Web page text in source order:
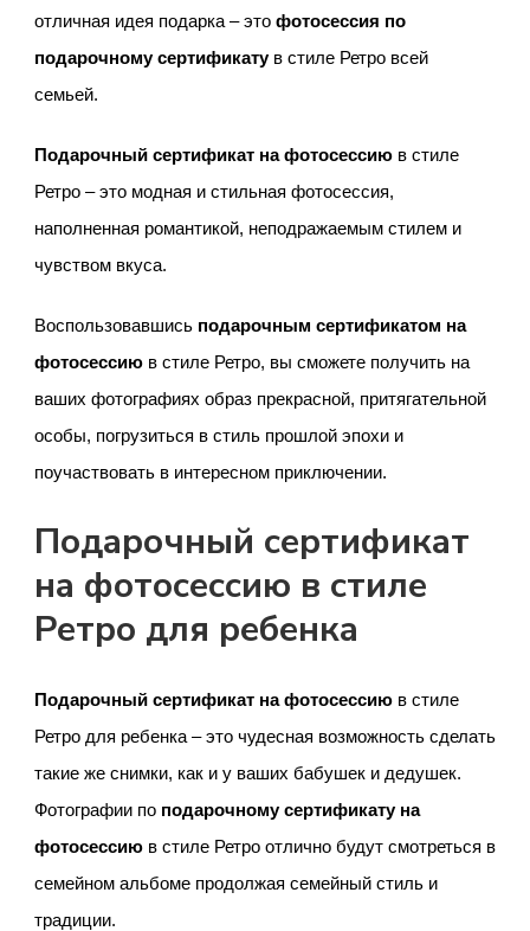
отличная идея подарка – это фотосессия по
подарочному сертификатув стиле Ретро всей
семьей.
Подарочный сертификат на фотосессию в стиле
Ретро – это модная и стильная фотосессия,
наполненная романтикой, неподражаемым стилем и
чувством вкуса.
Воспользовавшись подарочным сертификатом на
фотосессию в стиле Ретро, вы сможете получить на
ваших фотографиях образ прекрасной, притягательной
особы, погрузиться в стиль прошлой эпохи и
поучаствовать в интересном приключении.
Подарочный сертификат
на фотосессию в стиле
Ретро для ребенка
Подарочный сертификат на фотосессию в стиле
Ретро для ребенка – это чудесная возможность сделать
такие же снимки, как и у ваших бабушек и дедушек.
Фотографии по подарочному сертификату на
фотосессию в стиле Ретро отлично будут смотреться в
семейном альбоме продолжая семейный стиль и
традиции.